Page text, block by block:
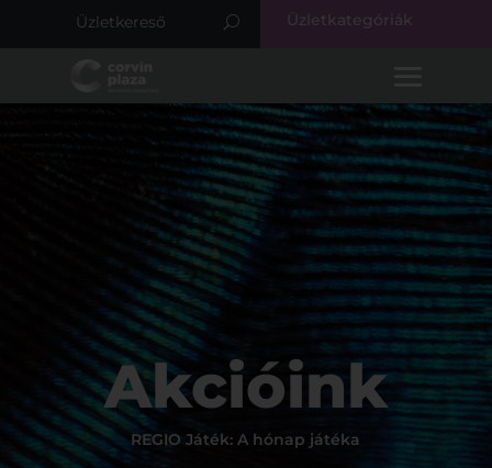
Üzletkategóriák
Akcióink
REGIO Játék: A hónap játéka